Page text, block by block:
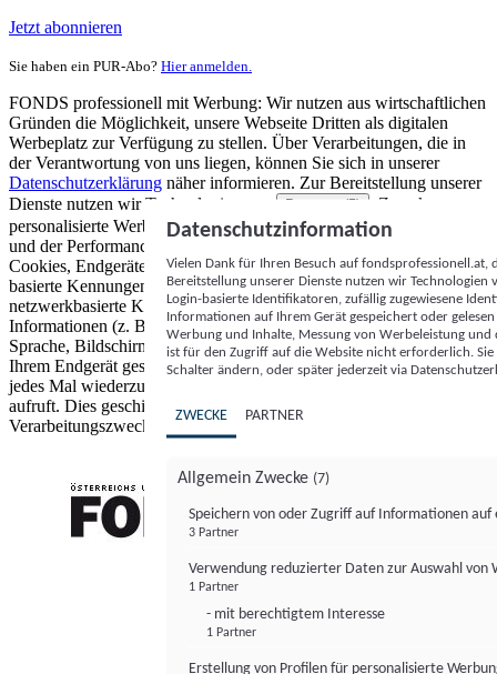
Jetzt abonnieren
Sie haben ein PUR-Abo? Hier anmelden.
FONDS professionell mit Werbung: Wir nutzen aus wirtschaftlichen
Gründen die Möglichkeit, unsere Webseite Dritten als digitalen
Werbeplatz zur Verfügung zu stellen. Über Verarbeitungen, die in
der Verantwortung von uns liegen, können Sie sich in unserer
Datenschutzerklärung näher informieren. Zur Bereitstellung unserer
Dienste nutzen wir Technologien von
Partnern (5)
. Zwecke:
personalisierte Werbung und Inhalte, Messung von Werbeleistung
und der Performance von Inhalten sowie Zielgruppenforschung.
Cookies, Endgeräte- oder ähnliche Online-Kennungen (z. B. login-
basierte Kennungen, zufällig generierte Kennungen,
netzwerkbasierte Kennungen) können zusammen mit anderen
Informationen (z. B. Browsertyp und Browserinformationen,
Sprache, Bildschirmgröße, unterstützte Technologien usw.) auf
Ihrem Endgerät gespeichert oder von dort ausgelesen werden, um es
jedes Mal wiederzuerkennen, wenn es eine App oder einer Webseite
aufruft. Dies geschieht für einen oder mehrere der hier aufgeführten
Verarbeitungszwecke.
Datenschutzinformation
Vielen Dank für Ihren Besuch auf
Bereitstellung unserer Dienste nutzen wir Technologien
Login-basierte Identifikatoren, zufällig zugewiesene
Informationen auf Ihrem Gerät gespeichert oder
Werbung und Inhalte, Messung von Werbeleistung
ist für den Zugriff auf die Website nicht erforderlich.
Schalter ändern, oder später jederzeit via
ZWECKE PARTNER
Allgemein Zwecke (7)
Speichern von oder Zugriff auf Informationen auf
3 Partner
Verwendung reduzierter Daten zur Auswahl von
1 Partner
- mit berechtigtem Interesse
1 Partner
Erstellung von Profilen für personalisierte
FONDS professionell